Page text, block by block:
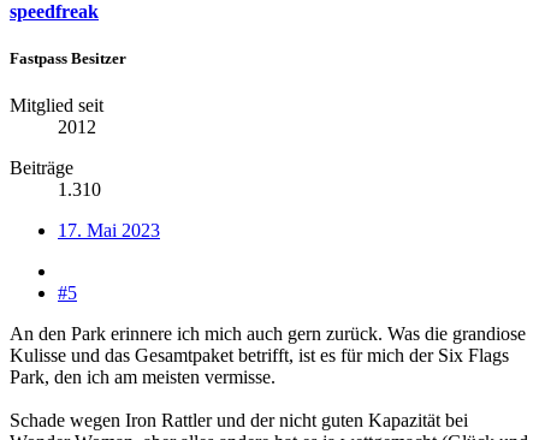
speedfreak
Fastpass Besitzer
Mitglied seit
2012
Beiträge
1.310
17. Mai 2023
#5
An den Park erinnere ich mich auch gern zurück. Was die grandiose
Kulisse und das Gesamtpaket betrifft, ist es für mich der Six Flags
Park, den ich am meisten vermisse.
Schade wegen Iron Rattler und der nicht guten Kapazität bei